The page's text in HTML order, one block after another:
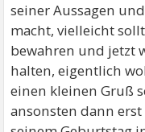
seiner Aussagen
macht, vielleicht
bewahren und jetzt
halten, eigentlich
einen kleinen Gruß
ansonsten dann